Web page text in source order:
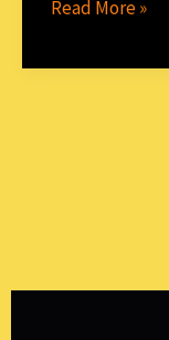
Read More »